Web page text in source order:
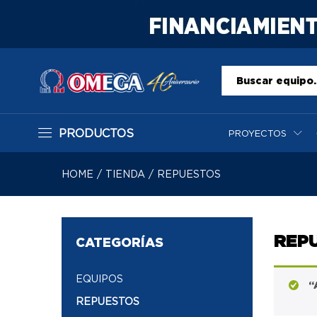
Todo
PRODUCTOS PROYECTOS
HOME / TIENDA / REPUESTOS
CATEGORÍAS
EQUIPOS
REPUESTOS